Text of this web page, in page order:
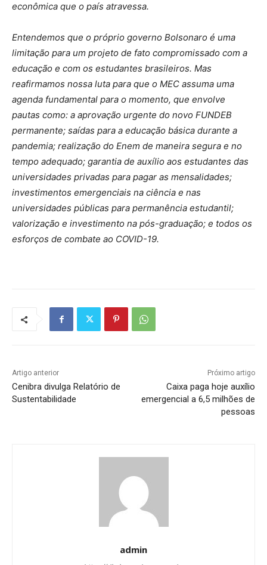
econômica que o país atravessa.
Entendemos que o próprio governo Bolsonaro é uma
limitação para um projeto de fato compromissado com a
educação e com os estudantes brasileiros. Mas
reafirmamos nossa luta para que o MEC assuma uma
agenda fundamental para o momento, que envolve
pautas como: a aprovação urgente do novo FUNDEB
permanente; saídas para a educação básica durante a
pandemia; realização do Enem de maneira segura e no
tempo adequado; garantia de auxílio aos estudantes das
universidades privadas para pagar as mensalidades;
investimentos emergenciais na ciência e nas
universidades públicas para permanência estudantil;
valorização e investimento na pós-graduação; e todos os
esforços de combate ao COVID-19.
Artigo anterior
Cenibra divulga Relatório de
Sustentabilidade
Próximo artigo
Caixa paga hoje auxílio
emergencial a 6,5 milhões de
pessoas
admin